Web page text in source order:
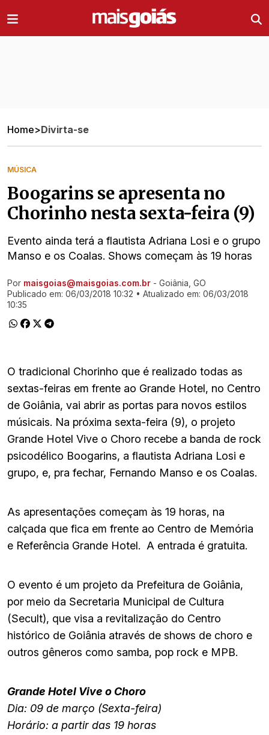
Home>Divirta-se
MÚSICA
Boogarins se apresenta no
Chorinho nesta sexta-feira (9)
Evento ainda terá a flautista Adriana Losi e o grupo
Manso e os Coalas. Shows começam às 19 horas
Ir direto pra matéria
Por maisgoias@maisgoias.com.br - Goiânia, GO
Publicado em: 06/03/2018 10:32 • Atualizado em: 06/03/2018
10:35
O tradicional Chorinho que é realizado todas as
sextas-feiras em frente ao Grande Hotel, no Centro
de Goiânia, vai abrir as portas para novos estilos
músicais. Na próxima sexta-feira (9), o projeto
Grande Hotel Vive o Choro recebe a banda de rock
psicodélico Boogarins, a flautista Adriana Losi e
grupo, e, pra fechar, Fernando Manso e os Coalas.
As apresentações começam às 19 horas, na
calçada que fica em frente ao Centro de Memória
e Referência Grande Hotel. A entrada é gratuita.
O evento é um projeto da Prefeitura de Goiânia,
por meio da Secretaria Municipal de Cultura
(Secult), que visa a revitalização do Centro
histórico de Goiânia através de shows de choro e
outros gêneros como samba, pop rock e MPB.
Grande Hotel Vive o Choro
Dia: 09 de março (Sexta-feira)
Horário: a partir das 19 horas